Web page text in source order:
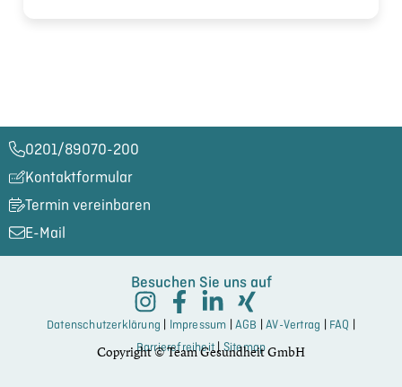
0201/89070-200​
Kontaktformular
Termin vereinbaren
E-Mail
Besuchen Sie uns auf
Datenschutzerklärung | Impressum |AGB |AV-Vertrag | FAQ |
Barrierefreiheit|Sitemap
Copyright © Team Gesundheit GmbH